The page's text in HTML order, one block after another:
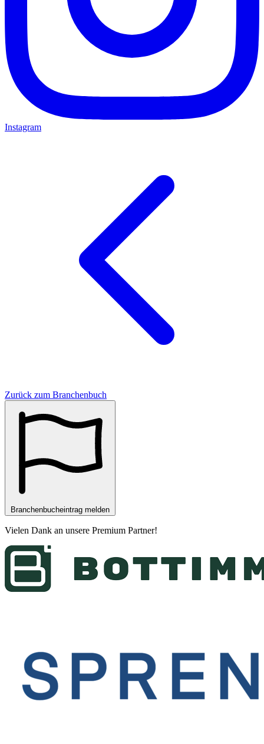
Instagram
Zurück zum Branchenbuch
Branchenbucheintrag melden
Vielen Dank an unsere Premium Partner!